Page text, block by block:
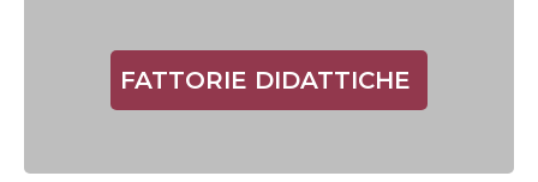
FATTORIE DIDATTICHE